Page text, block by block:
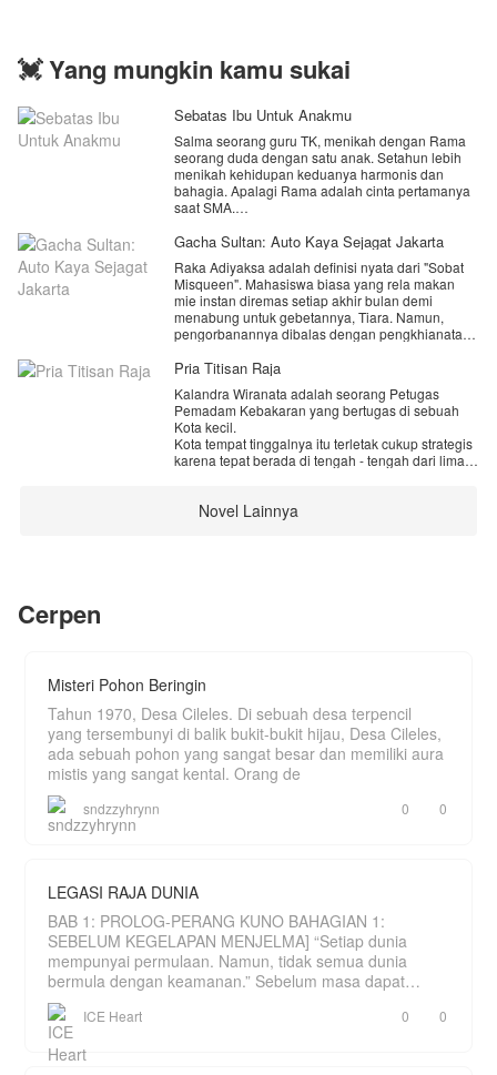
💓 Yang mungkin kamu sukai
Sebatas Ibu Untuk Anakmu
Salma seorang guru TK, menikah dengan Rama
seorang duda dengan satu anak. Setahun lebih
menikah kehidupan keduanya harmonis dan
bahagia. Apalagi Rama adalah cinta pertamanya
saat SMA.
Namun, kenyataan bahwa sang suami
dengan mantan istrinya yang juga merupakan
anak didiknya di tempatnya mengajar, membuat
semuanya berubah.
Akankah Salma bertahan di saat ia tahu suaminya
ke kehidupan mereka?
IG: sasaalkhansa
Gacha Sultan: Auto Kaya Sejagat Jakarta
Raka Adiyaksa adalah definisi nyata dari "Sobat
Misqueen". Mahasiswa biasa yang rela makan
mie instan diremas setiap akhir bulan demi
menabung untuk gebetannya, Tiara. Namun,
pengorbanannya dibalas dengan pengkhianatan.
momen pernyataan cintanya, Raka justru melihat
orang kaya yang sombong, sementara Raka
ditinggalkan sendirian di trotoar GBK dengan dua
tiket yang hangus.
Di titik terendah hidupnya, saat harga dirinya
Pria Titisan Raja
Kalandra Wiranata adalah seorang Petugas
Pemadam Kebakaran yang bertugas di sebuah
Kota kecil.
Kota tempat tinggalnya itu terletak cukup strategis
karena tepat berada di tengah - tengah dari lima
kali di perbantukan di luar dari Kotanya.
Timnya, bukan hanya sekedar rekan kerja. Mereka
Novel Lainnya
Cerpen
Misteri Pohon Beringin
Tahun 1970, Desa Cileles. Di sebuah desa terpencil
yang tersembunyi di balik bukit-bukit hijau, Desa Cileles,
ada sebuah pohon yang sangat besar dan memiliki aura
mistis yang sangat kental. Orang de
sndzzyhrynn 0 0
LEGASI RAJA DUNIA
BAB 1: PROLOG-PERANG KUNO BAHAGIAN 1:
SEBELUM KEGELAPAN MENJELMA] “Setiap dunia
mempunyai permulaan. Namun, tidak semua dunia
bermula dengan keamanan.” Sebelum masa dapat
dihitung, hanya wujud sebu
ICE Heart 0 0